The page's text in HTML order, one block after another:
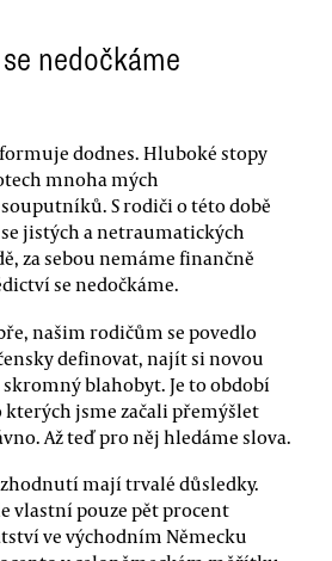
nedočkáme
dodnes. Hluboké stopy
mnoha mých
S rodiči o této době
jistých a netraumatických
za sebou nemáme finančně
se nedočkáme.
našim rodičům se povedlo
definovat, najít si novou
blahobyt. Je to období
kterých jsme začali přemýšlet
Až teď pro něj hledáme slova.
mají trvalé důsledky.
vlastní pouze pět procent
ve východním Německu